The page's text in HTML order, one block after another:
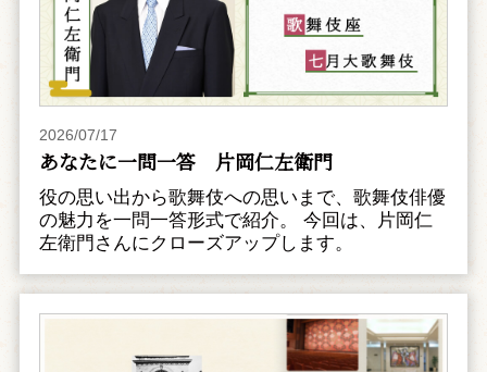
2026/07/17
あなたに一問一答 片岡仁左衛門
役の思い出から歌舞伎への思いまで、歌舞伎俳優
の魅力を一問一答形式で紹介。 今回は、片岡仁
左衛門さんにクローズアップします。